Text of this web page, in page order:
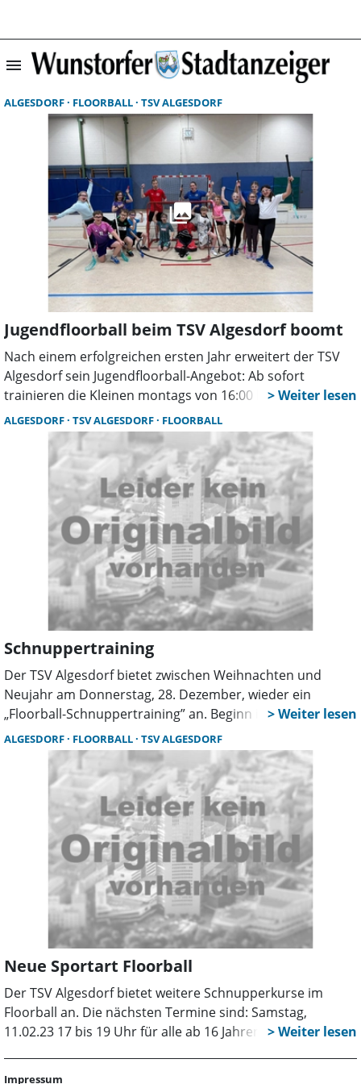
menu
ALGESDORF FLOORBALL TSV ALGESDORF
Jugendfloorball beim TSV Algesdorf boomt
Nach einem erfolgreichen ersten Jahr erweitert der TSV
Algesdorf sein Jugendfloorball-Angebot: Ab sofort
trainieren die Kleinen montags von 16:00 bis 17:30 Uhr
(für 7- bis 9-Jährige) und mittwochs neu von 17:00 bis
18:30 Uhr (für 10- bis 15-Jährige) in der Sporthalle
Suntalstraße in Rodenberg. Das Trainerteam Johanna
Deseniß und Felix von Studsinske betreut beide Gruppen
und prüft zudem die Teilnahme an einem ersten
Spielbetrieb ab Sommer.
ALGESDORF TSV ALGESDORF FLOORBALL
Schnuppertraining
Der TSV Algesdorf bietet zwischen Weihnachten und
Neujahr am Donnerstag, 28. Dezember, wieder ein
„Floorball-Schnuppertraining” an. Beginn ist um 18 Uhr,
interessierte Teilnehmerinnen und Teilnehmer ab 14
Jahren sind dazu herzlich willkommen.
ALGESDORF FLOORBALL TSV ALGESDORF
Neue Sportart Floorball
Der TSV Algesdorf bietet weitere Schnupperkurse im
Floorball an. Die nächsten Termine sind: Samstag,
11.02.23 17 bis 19 Uhr für alle ab 16 Jahren und Sonntag,
Impressum